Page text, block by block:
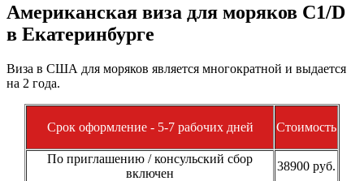
Американская виза для моряков C1/D
в Екатеринбурге
Виза в США для моряков является многократной и выдается
на 2 года.
Срок оформление - 5-7 рабочих дней Стоимость
По приглашению / консульский сбор
включен
38900 руб.